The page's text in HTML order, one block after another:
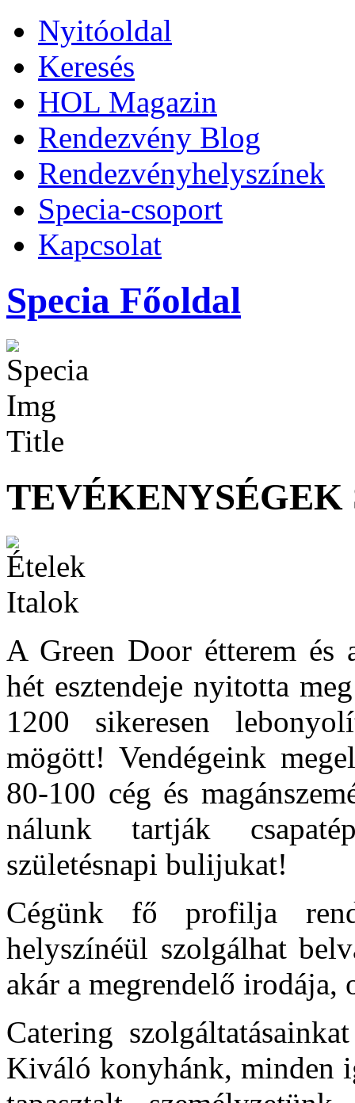
Nyitóoldal
Keresés
HOL Magazin
Rendezvény Blog
Rendezvényhelyszínek
Specia-csoport
Kapcsolat
Specia Főoldal
TEVÉKENYSÉGEK
A Green Door étterem és
hét esztendeje nyitotta
1200 sikeresen
mögött! Vendégeink
80-100 cég és
nálunk tartják
születésnapi bulijukat!
Cégünk fő profilja
helyszínéül szolgálhat
akár a megrendelő irodája,
Catering
Kiváló konyhánk, minden